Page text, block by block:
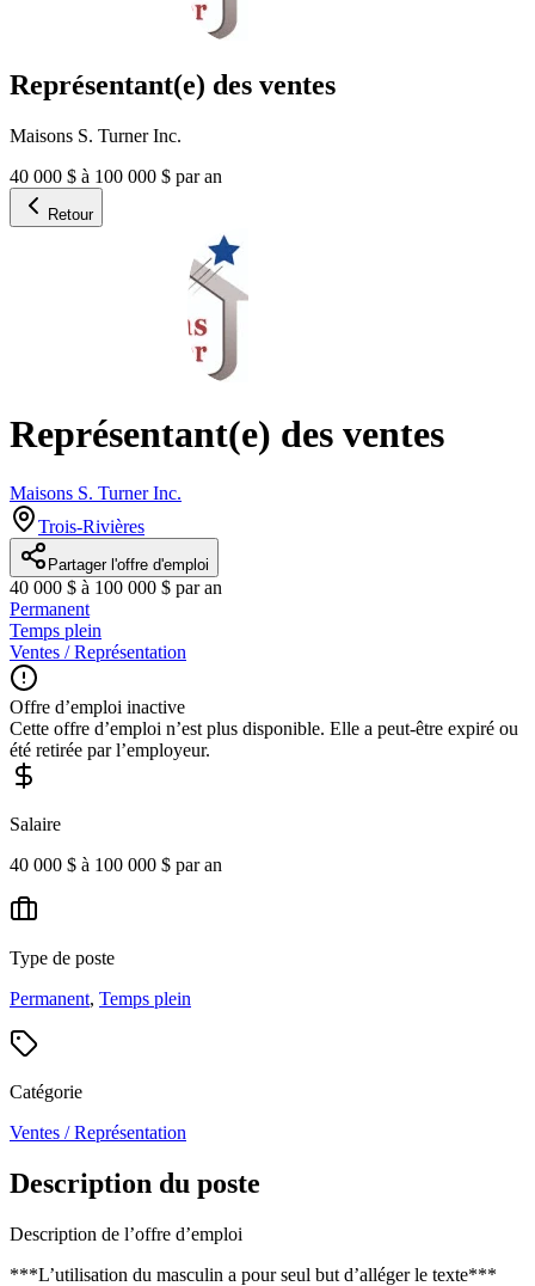
Représentant(e) des ventes
Maisons S. Turner Inc.
40 000 $ à 100 000 $ par an
Retour
Représentant(e) des ventes
Maisons S. Turner Inc.
Trois-Rivières
Partager l'offre d'emploi
40 000 $ à 100 000 $ par an
Permanent
Temps plein
Ventes / Représentation
Offre d’emploi inactive
Cette offre d’emploi n’est plus disponible. Elle a peut-être expiré ou
été retirée par l’employeur.
Salaire
40 000 $ à 100 000 $ par an
Type de poste
Permanent, Temps plein
Catégorie
Ventes / Représentation
Description du poste
Description de l’offre d’emploi
***L’utilisation du masculin a pour seul but d’alléger le texte***